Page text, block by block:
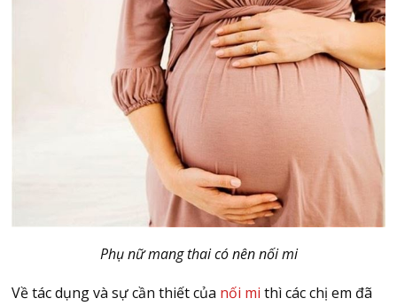
Phụ nữ mang thai có nên nối mi
Về tác dụng và sự cần thiết của nối mithì các chị em đã